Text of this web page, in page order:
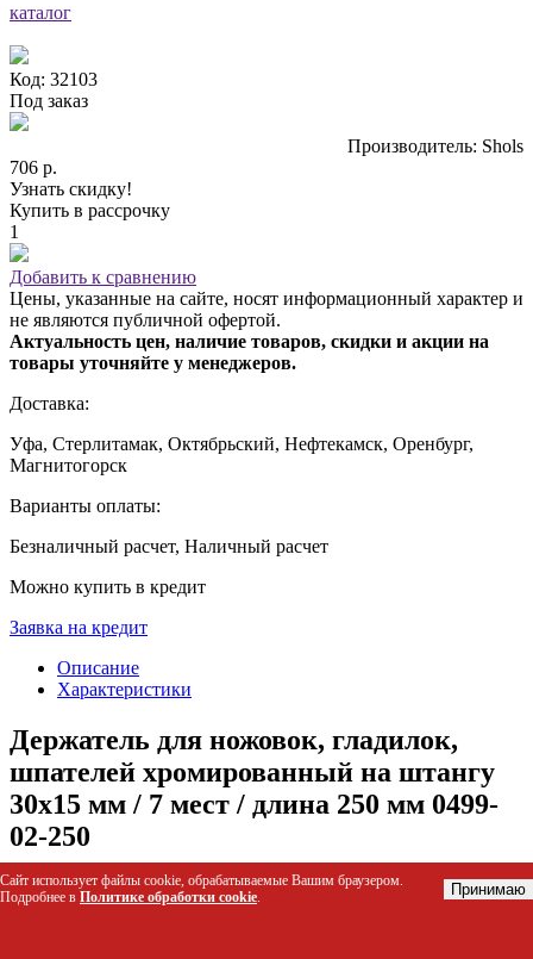
каталог
Код: 32103
Под заказ
Производитель: Shols
706 р.
Узнать скидку!
Купить в рассрочку
1
Добавить к сравнению
Цены, указанные на сайте, носят информационный характер и
не являются публичной офертой.
Актуальность цен, наличие товаров, скидки и акции на
товары уточняйте у менеджеров.
Доставка:
Уфа, Стерлитамак, Октябрьский, Нефтекамск, Оренбург,
Магнитогорск
Варианты оплаты:
Безналичный расчет, Наличный расчет
Можно купить в кредит
Заявка на кредит
Описание
Характеристики
Держатель для ножовок, гладилок,
шпателей хромированный на штангу
30х15 мм / 7 мест / длина 250 мм 0499-
02-250
Хромированный держатель предназначен для удобного
хранения и демонстрации ножовок, гладилок и шпателей в
Сайт использует файлы cookie, обрабатываемые Вашим браузером.
Подробнее в Политике обработки cookie. Принимаю